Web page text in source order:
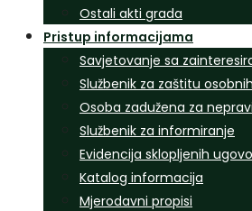
Ostali akti grada
Pristup informacijama
Savjetovanje sa
Službenik za zaštitu
Osoba zadužena za
Službenik za informiranje
Evidencija sklopljenih
Katalog informacija
Mjerodavni propisi